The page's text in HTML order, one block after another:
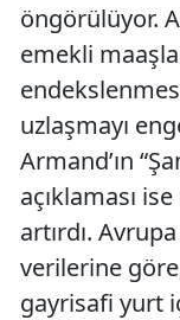
öngörülüyor.
emekli
uzlaşmayı
Armand’ın
açıklaması
artırdı.
verilerine
gayrisafi yurt